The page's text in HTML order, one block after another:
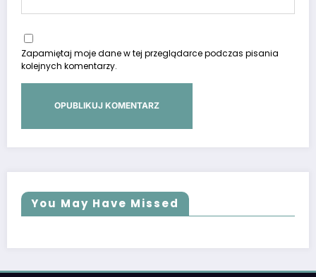
Zapamiętaj moje dane w tej przeglądarce podczas pisania
kolejnych komentarzy.
You May Have Missed